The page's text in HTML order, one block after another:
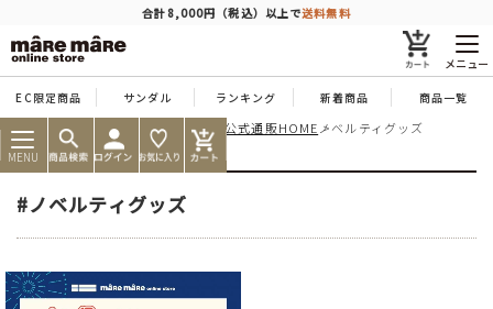
合計8,000円（税込）以上で送料無料
メニュー
EC限定商品 サンダル ランキング 新着商品 商品一覧
MENU
痛くならない靴ならマーレマーレ公式通販HOME ノベルティグッズ
#ノベルティグッズ
商品を探す
人気ワード #コンフォート #パンプス #スニーカー #ブーツ
タイプ
カテゴリー